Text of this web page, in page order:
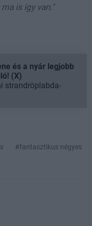
is így van."
és a nyár legjobb
(X)
strandröplabda-
#fantasztikus négyes